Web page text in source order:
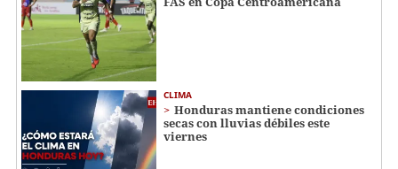
CLIMA
Honduras mantiene condiciones
secas con lluvias débiles este
viernes